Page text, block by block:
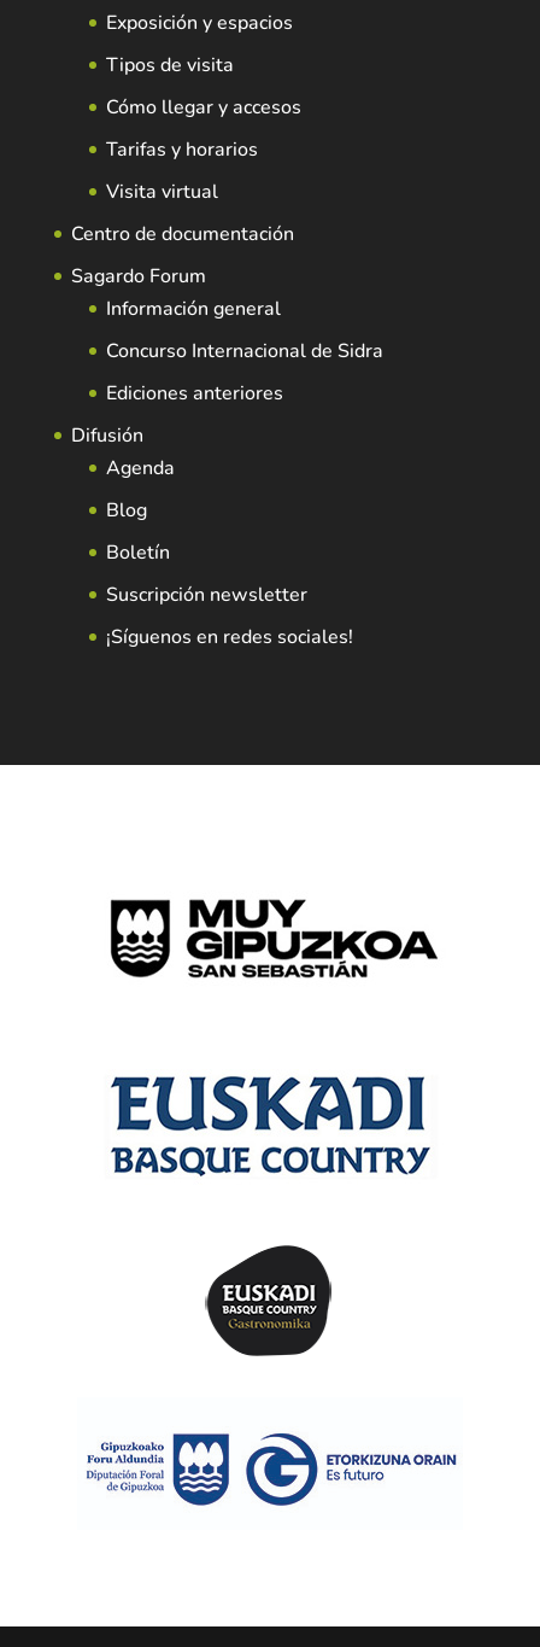
Exposición y espacios
Tipos de visita
Cómo llegar y accesos
Tarifas y horarios
Visita virtual
Centro de documentación
Sagardo Forum
Información general
Concurso Internacional de Sidra
Ediciones anteriores
Difusión
Agenda
Blog
Boletín
Suscripción newsletter
¡Síguenos en redes sociales!